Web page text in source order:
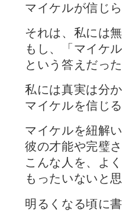
マイケルが信じ
それは、私には
もし、「マイケ
という答えだっ
私には真実は分
マイケルを信じ
マイケルを紐解
彼の才能や完璧
こんな人を、よ
もったいないと
明るくなる頃に